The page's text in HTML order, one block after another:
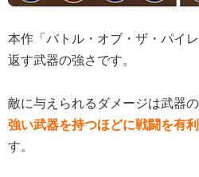
本作「バトル・オブ・ザ・パイ
返す武器の強さです。
敵に与えられるダメージは武器
強い武器を持つほどに戦闘を有利
す。